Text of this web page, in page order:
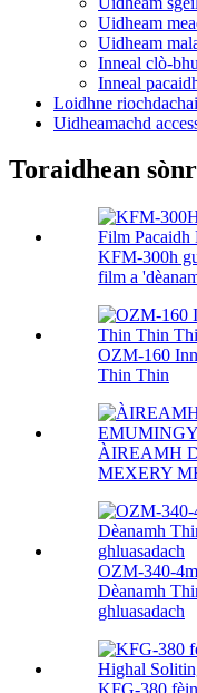
Uidheam
Uidheam
Inneal clò-
Inneal
Loidhne
Uidheamachd
Toraidhean
KFM-300h
film a
OZM-160
Thin Thin
ÀIREAMH
MEXERY
OZM-340-
Dèanamh
ghluasadach